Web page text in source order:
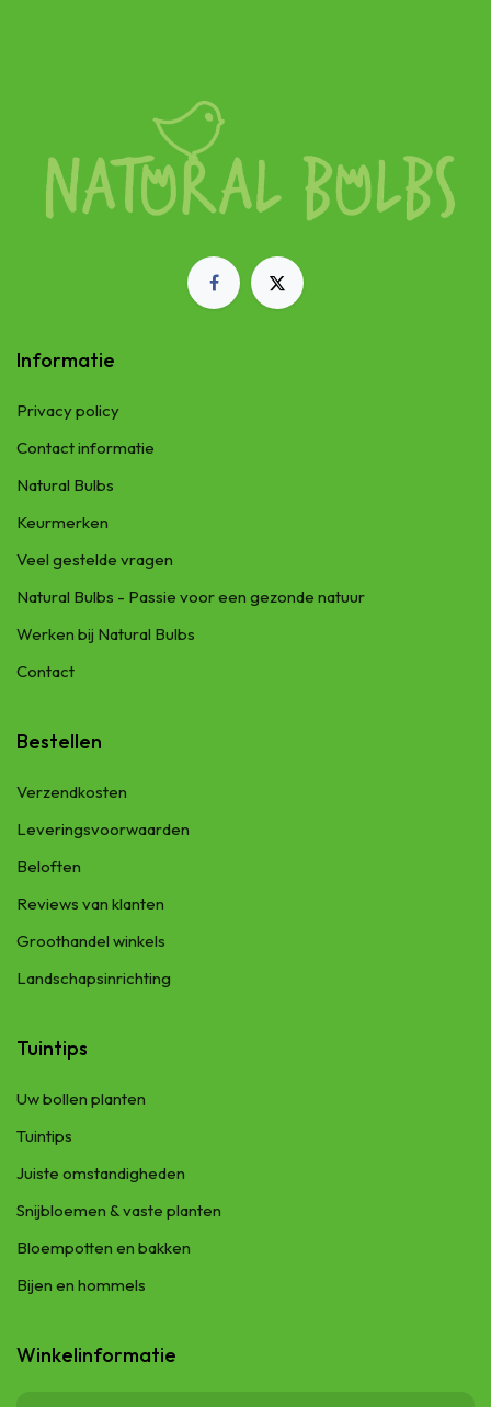
Informatie
Privacy policy
Contact informatie
Natural Bulbs
Keurmerken
Veel gestelde vragen
Natural Bulbs - Passie voor een gezonde natuur
Werken bij Natural Bulbs
Contact
Bestellen
Verzendkosten
Leveringsvoorwaarden
Beloften
Reviews van klanten
Groothandel winkels
Landschapsinrichting
Tuintips
Uw bollen planten
Tuintips
Juiste omstandigheden
Snijbloemen & vaste planten
Bloempotten en bakken
Bijen en hommels
Winkelinformatie